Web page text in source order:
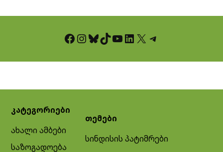
Facebook InstagramBluesky TikTok YouTube LinkedIn X Telegram
კატეგორიები
ახალი ამბები
საზოგადოება
თემები
სინდისის პატიმრები